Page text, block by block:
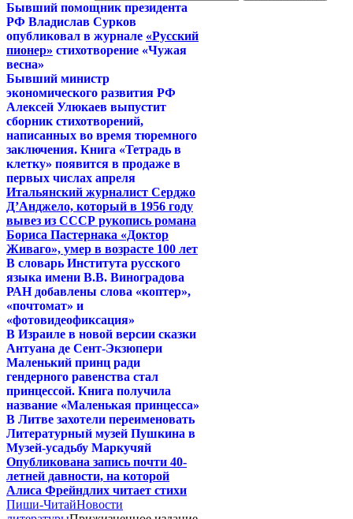
Бывший помощник президента
РФ Владислав Сурков
опубликовал в журнале «Русский
пионер» стихотворение «Чужая
весна»
Бывший министр
экономического развития РФ
Алексей Улюкаев выпустит
сборник стихотворений,
написанных во время тюремного
заключения. Книга «Тетрадь в
клетку» появится в продаже в
первых числах апреля
Итальянский журналист Серджо
Д’Анджело, который в 1956 году
вывез из СССР рукопись романа
Бориса Пастернака «Доктор
Живаго», умер в возрасте 100 лет
В словарь Института русского
языка имени В.В. Виноградова
РАН добавлены слова «коптер»,
«почтомат» и
«фотовидеофиксация»
В Израиле в новой версии сказки
Антуана де Сент-Экзюпери
Маленький принц ради
гендерного равенства стал
принцессой. Книга получила
название «Маленькая принцесса»
В Литве захотели переименовать
Литературный музей Пушкина в
Музей-усадьбу Маркучяй
Опубликована запись почти 40-
летней давности, на которой
Алиса Фрейндлих читает стихи
Пиши-ЧитайНовости